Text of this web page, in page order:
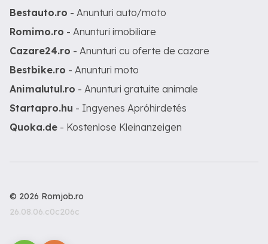
Bestauto.ro - Anunturi auto/moto
Romimo.ro - Anunturi imobiliare
Cazare24.ro - Anunturi cu oferte de cazare
Bestbike.ro - Anunturi moto
Animalutul.ro - Anunturi gratuite animale
Startapro.hu - Ingyenes Apróhirdetés
Quoka.de - Kostenlose Kleinanzeigen
© 2026 Romjob.ro
26.08.06.c0c206c